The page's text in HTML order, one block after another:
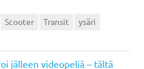
Scooter Transit ysäri
jälleen videopeliä – tältä